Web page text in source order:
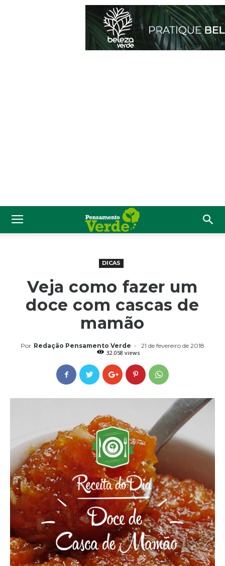
DICAS
Veja como fazer um
doce com cascas de
mamão
Por Redação Pensamento Verde -
21 de fevereiro de 2018
32.058 views